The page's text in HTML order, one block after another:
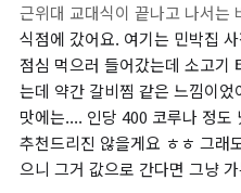
근위대 교대식이 끝나고 나서는
식점에 갔어요. 여기는 민박집
점심 먹으러 들어갔는데 소고기
는데 약간 갈비찜 같은 느낌이
맛에는.... 인당 400 코루나 정도
추천드리진 않을게요 ㅎㅎ 그래
으니 그거 값으로 간다면 그냥